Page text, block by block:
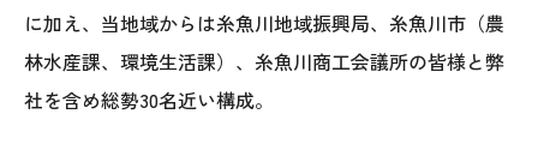
モデルハウス
上越スタジオ
に加え、当地域からは糸魚川地域振興局、糸魚川市（農
林水産課、環境生活課）、糸魚川商工会議所の皆様と弊
社を含め総勢30名近い構成。